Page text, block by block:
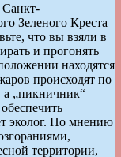
Санкт-
Зеленого Креста
что вы взяли в
и прогонять
находятся
происходят по
а „пикничник“ —
эколог. По мнению
территории,